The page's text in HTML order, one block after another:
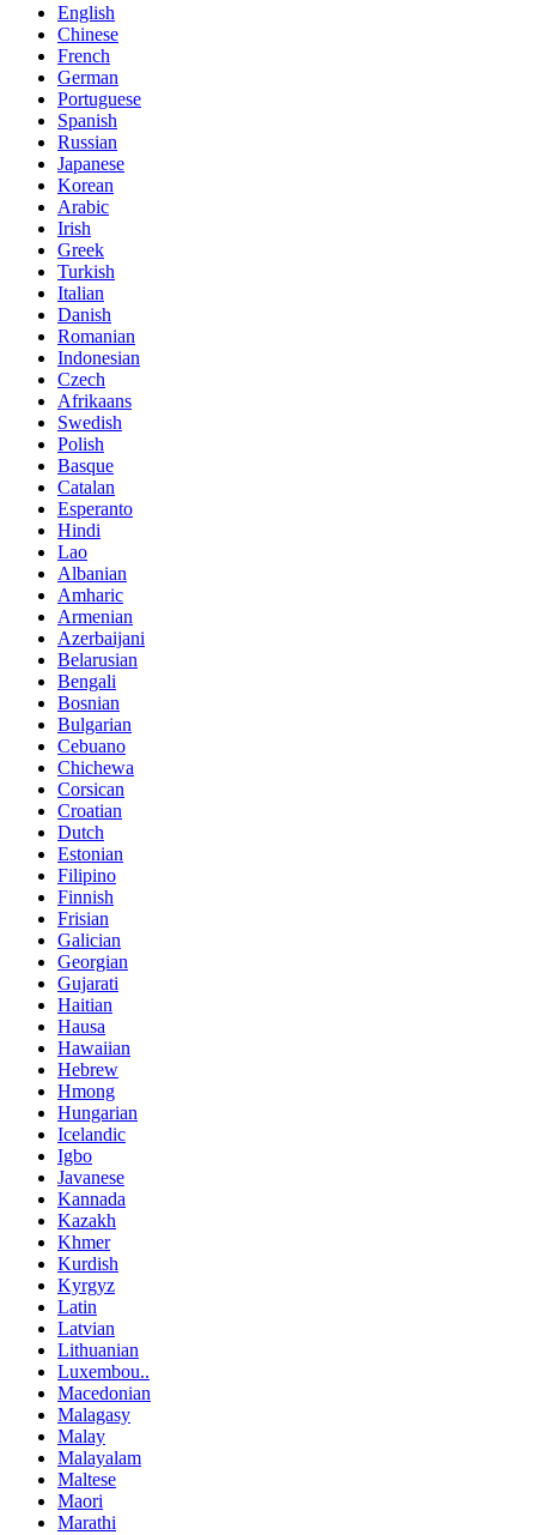
English
Chinese
French
German
Portuguese
Spanish
Russian
Japanese
Korean
Arabic
Irish
Greek
Turkish
Italian
Danish
Romanian
Indonesian
Czech
Afrikaans
Swedish
Polish
Basque
Catalan
Esperanto
Hindi
Lao
Albanian
Amharic
Armenian
Azerbaijani
Belarusian
Bengali
Bosnian
Bulgarian
Cebuano
Chichewa
Corsican
Croatian
Dutch
Estonian
Filipino
Finnish
Frisian
Galician
Georgian
Gujarati
Haitian
Hausa
Hawaiian
Hebrew
Hmong
Hungarian
Icelandic
Igbo
Javanese
Kannada
Kazakh
Khmer
Kurdish
Kyrgyz
Latin
Latvian
Lithuanian
Luxembou..
Macedonian
Malagasy
Malay
Malayalam
Maltese
Maori
Marathi